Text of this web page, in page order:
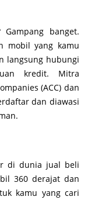
banget.
mobil yang kamu
langsung hubungi
kredit. Mitra
(ACC) dan
dan diawasi
di dunia jual beli
360 derajat dan
kamu yang cari